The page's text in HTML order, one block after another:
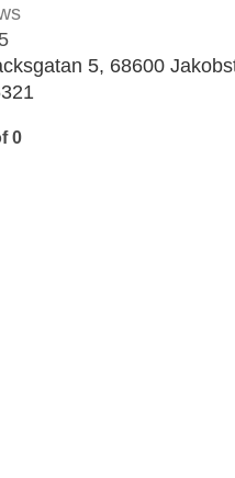
5
5, 68600
0